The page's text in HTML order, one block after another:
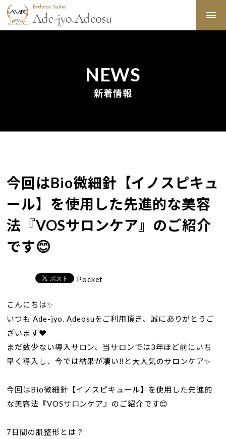
NEWS
新着情報
今回はBio微細針【イノスピキュ
ール】を使用した先進的な美容
法『VOSサロンケア』のご紹介
です😊
Pocket
こんにちは✨
いつも Ade-jyo. Adeosuをご利用頂き、誠にありがとうご
ざいます❤️
まだ数少ない導入サロン、当サロンでは3年ほど前にいち
早く導入し、今では結果が凄い‼︎と大人気のサロンケア✨
今回はBio微細針【イノスピキュール】を使用した先進的
な美容法『VOSサロンケア』のご紹介です😊
7日間の肌整形とは？